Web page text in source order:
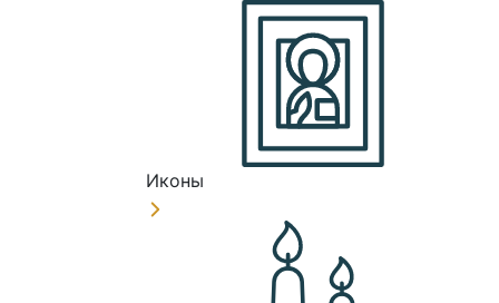
Иконы